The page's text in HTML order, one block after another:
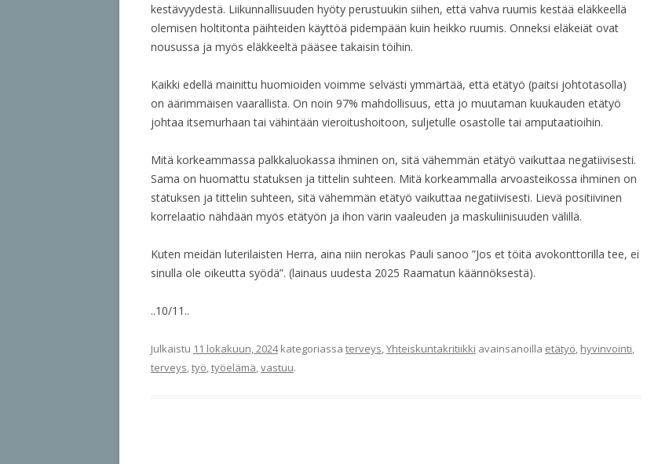
kestävyydestä. Liikunnallisuuden hyöty perustuukin siihen, että vahva ruumis kestää eläkkeellä
olemisen holtitonta päihteiden käyttöä pidempään kuin heikko ruumis. Onneksi eläkeiät ovat
nousussa ja myös eläkkeeltä pääsee takaisin töihin.
Kaikki edellä mainittu huomioiden voimme selvästi ymmärtää, että etätyö (paitsi johtotasolla)
on äärimmäisen vaarallista. On noin 97% mahdollisuus, että jo muutaman kuukauden etätyö
johtaa itsemurhaan tai vähintään vieroitushoitoon, suljetulle osastolle tai amputaatioihin.
Mitä korkeammassa palkkaluokassa ihminen on, sitä vähemmän etätyö vaikuttaa negatiivisesti.
Sama on huomattu statuksen ja tittelin suhteen. Mitä korkeammalla arvoasteikossa ihminen on
statuksen ja tittelin suhteen, sitä vähemmän etätyö vaikuttaa negatiivisesti. Lievä positiivinen
korrelaatio nähdään myös etätyön ja ihon värin vaaleuden ja maskuliinisuuden välillä.
Kuten meidän luterilaisten Herra, aina niin nerokas Pauli sanoo ”Jos et töitä avokonttorilla tee, ei
sinulla ole oikeutta syödä”. (lainaus uudesta 2025 Raamatun käännöksestä).
..10/11..
Julkaistu 11 lokakuun, 2024kategoriassa terveys,Yhteiskuntakritiikki avainsanoilla etätyö, hyvinvointi,
terveys,työ,työelämä,vastuu.